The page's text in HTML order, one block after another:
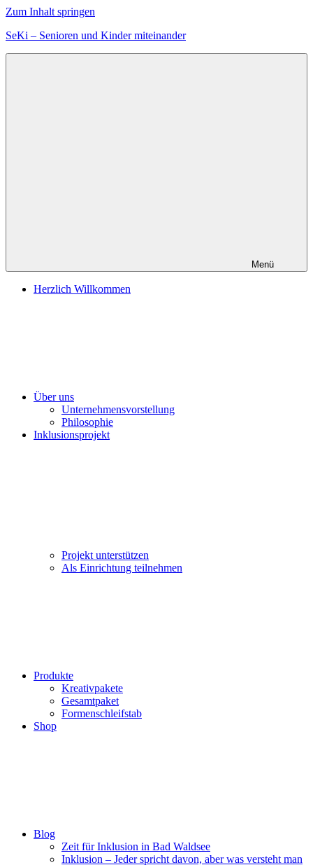
Zum Inhalt springen
SeKi – Senioren und Kinder miteinander
Menü
Herzlich Willkommen
Über uns
Unternehmensvorstellung
Philosophie
Inklusionsprojekt
Projekt unterstützen
Als Einrichtung teilnehmen
Produkte
Kreativpakete
Gesamtpaket
Formenschleifstab
Shop
Blog
Zeit für Inklusion in Bad Waldsee
Inklusion – Jeder spricht davon, aber was versteht man